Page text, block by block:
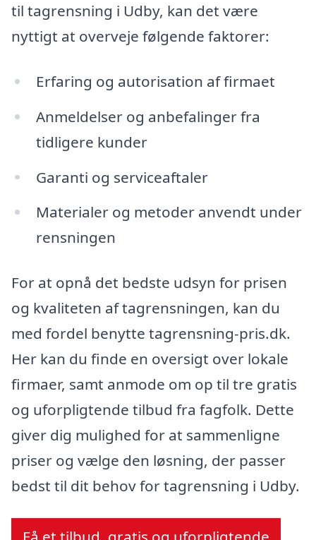
til tagrensning i Udby, kan det være
nyttigt at overveje følgende faktorer:
Erfaring og autorisation af firmaet
Anmeldelser og anbefalinger fra
tidligere kunder
Garanti og serviceaftaler
Materialer og metoder anvendt under
rensningen
For at opnå det bedste udsyn for prisen
og kvaliteten af tagrensningen, kan du
med fordel benytte tagrensning-pris.dk.
Her kan du finde en oversigt over lokale
firmaer, samt anmode om op til tre gratis
og uforpligtende tilbud fra fagfolk. Dette
giver dig mulighed for at sammenligne
priser og vælge den løsning, der passer
bedst til dit behov for tagrensning i Udby.